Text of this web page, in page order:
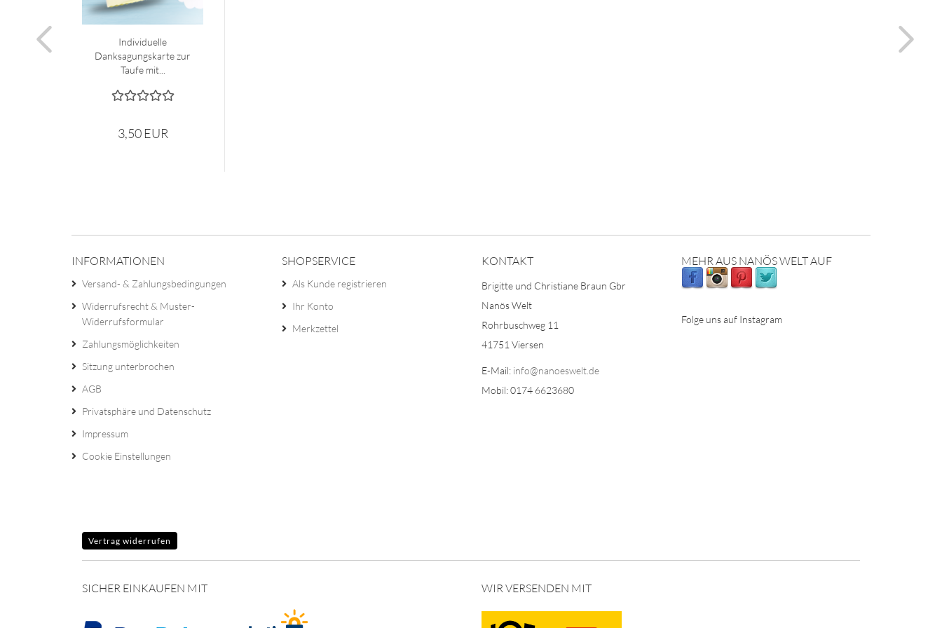
Individuelle
Danksagungskarte zur
Taufe mit...
3,50 EUR
INFORMATIONEN
Versand- & Zahlungsbedingungen
Widerrufsrecht & Muster-
Widerrufsformular
Zahlungsmöglichkeiten
Sitzung unterbrochen
AGB
Privatsphäre und Datenschutz
Impressum
Cookie Einstellungen
SHOPSERVICE
Als Kunde registrieren
Ihr Konto
Merkzettel
KONTAKT
Brigitte und Christiane Braun Gbr
Nanös Welt
Rohrbuschweg 11
41751 Viersen
E-Mail: info@nanoeswelt.de
Mobil: 0174 6623680
MEHR AUS NANÖS WELT AUF
Folge uns auf Instagram
Vertrag widerrufen
SICHER EINKAUFEN MIT WIR VERSENDEN MIT